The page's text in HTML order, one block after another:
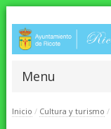
Menu
Inicio / Cultura y turismo /